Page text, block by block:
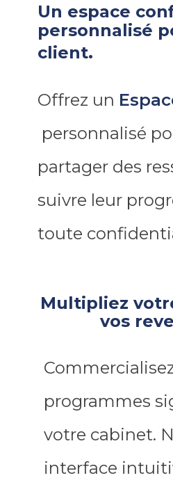
Un espace
personnalisé
client.
Offrez un
personnalisé
partager des
suivre leur
toute
Multipliez
vos
programmes
votre cabinet.
interface